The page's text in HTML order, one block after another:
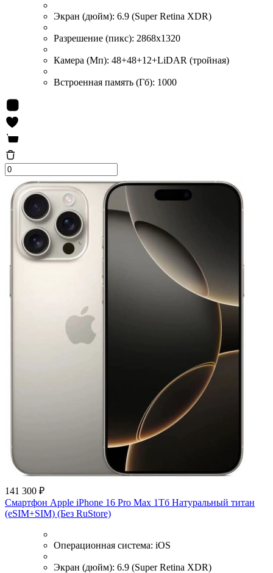
Экран (дюйм): 6.9 (Super Retina XDR)
Разрешение (пикс): 2868x1320
Камера (Мп): 48+48+12+LiDAR (тройная)
Встроенная память (Гб): 1000
141 300 ₽
Смартфон Apple iPhone 16 Pro Max 1Тб Натуральный титан
(eSIM+SIM) (Без RuStore)
Операционная система: iOS
Экран (дюйм): 6.9 (Super Retina XDR)